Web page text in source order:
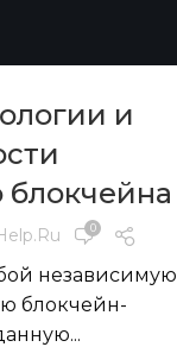
и
блокчейна
0
независимую
блокчейн-